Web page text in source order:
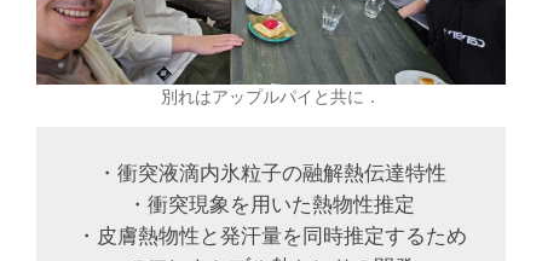
別れはアップルパイと共に．
・衝突液滴内氷粒子の融解熱伝達特性
・衝突現象を用いた熱物性推定
・皮膚熱物性と発汗量を同時推定するため